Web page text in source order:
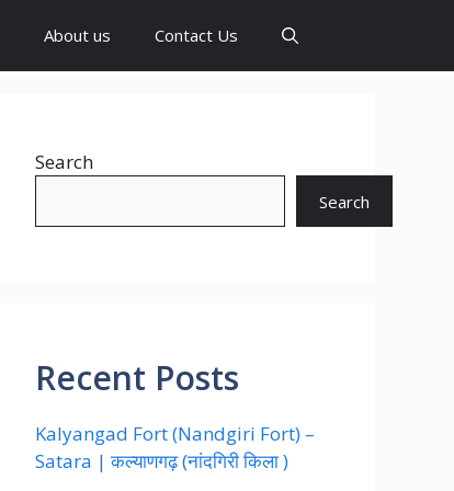
About us Contact Us
Search
Search
Recent Posts
Kalyangad Fort (Nandgiri Fort) –
Satara | कल्याणगढ़ (नांदगिरी किला )